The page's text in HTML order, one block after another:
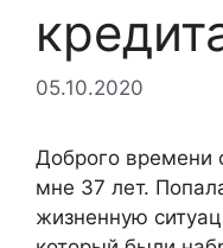
05.10.2020
Доброго времени
мне 37 лет.
жизненную